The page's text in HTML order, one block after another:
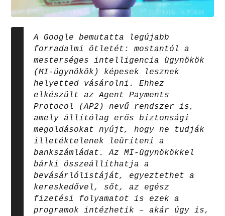
A Google bemutatta legújabb
forradalmi ötletét: mostantól a
mesterséges intelligencia ügynökök
(MI-ügynökök) képesek lesznek
helyetted vásárolni. Ehhez
elkészült az Agent Payments
Protocol (AP2) nevű rendszer is,
amely állítólag erős biztonsági
megoldásokat nyújt, hogy ne tudják
illetéktelenek leüríteni a
bankszámládat. Az MI-ügynökökkel
bárki összeállíthatja a
bevásárlólistáját, egyeztethet a
kereskedővel, sőt, az egész
fizetési folyamatot is ezek a
programok intézhetik – akár úgy is,